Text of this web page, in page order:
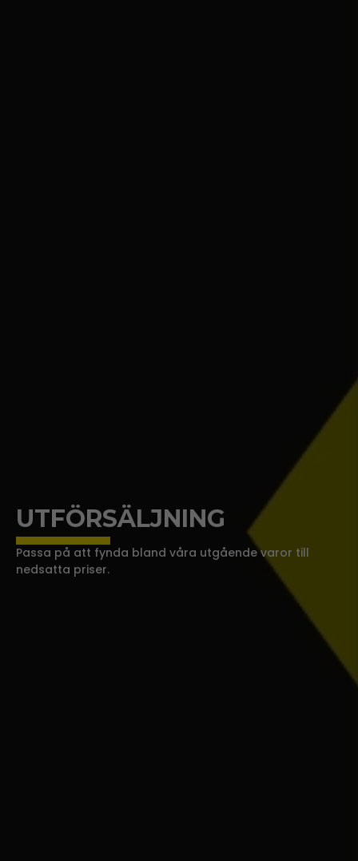
UTFÖRSÄLJNING
Passa på att fynda bland våra utgående varor till
nedsatta priser.